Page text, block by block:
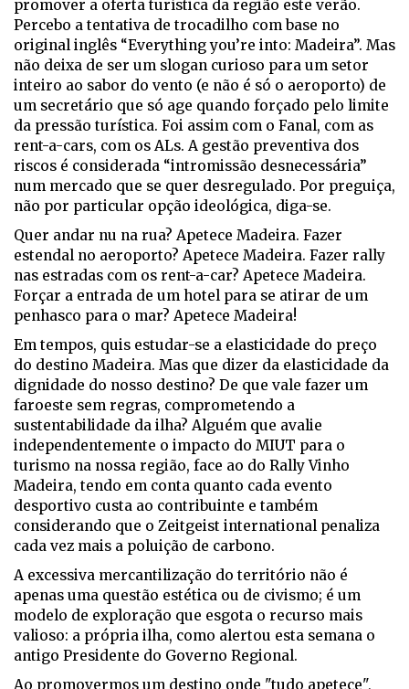
promover a oferta turística da região este verão.
Percebo a tentativa de trocadilho com base no
original inglês “Everything you’re into: Madeira”. Mas
não deixa de ser um slogan curioso para um setor
inteiro ao sabor do vento (e não é só o aeroporto) de
um secretário que só age quando forçado pelo limite
da pressão turística. Foi assim com o Fanal, com as
rent-a-cars, com os ALs. A gestão preventiva dos
riscos é considerada “intromissão desnecessária”
num mercado que se quer desregulado. Por preguiça,
não por particular opção ideológica, diga-se.
Quer andar nu na rua? Apetece Madeira. Fazer
estendal no aeroporto? Apetece Madeira. Fazer rally
nas estradas com os rent-a-car? Apetece Madeira.
Forçar a entrada de um hotel para se atirar de um
penhasco para o mar? Apetece Madeira!
Em tempos, quis estudar-se a elasticidade do preço
do destino Madeira. Mas que dizer da elasticidade da
dignidade do nosso destino? De que vale fazer um
faroeste sem regras, comprometendo a
sustentabilidade da ilha? Alguém que avalie
independentemente o impacto do MIUT para o
turismo na nossa região, face ao do Rally Vinho
Madeira, tendo em conta quanto cada evento
desportivo custa ao contribuinte e também
considerando que o Zeitgeist international penaliza
cada vez mais a poluição de carbono.
A excessiva mercantilização do território não é
apenas uma questão estética ou de civismo; é um
modelo de exploração que esgota o recurso mais
valioso: a própria ilha, como alertou esta semana o
antigo Presidente do Governo Regional.
Ao promovermos um destino onde "tudo apetece",